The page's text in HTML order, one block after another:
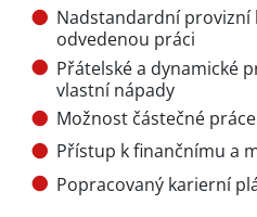
Nadstandardní provizní
odvedenou práci
Přátelské a dynamické
vlastní nápady
Možnost částečné
Přístup k finančnímu a
Popracovaný karierní